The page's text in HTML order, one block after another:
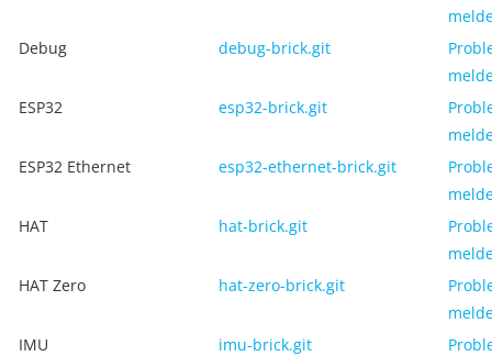
Debug
debug-brick.git
ESP32
esp32-brick.git
ESP32 Ethernet
esp32-ethernet-brick.git
HAT
hat-brick.git
HAT Zero
hat-zero-brick.git
IMU
imu-brick.git